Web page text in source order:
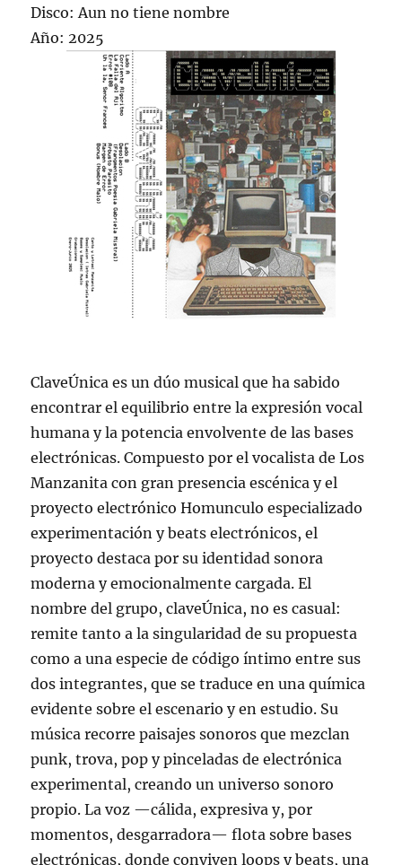
Disco: Aun no tiene nombre
Año: 2025
ClaveÚnica es un dúo musical que ha sabido
encontrar el equilibrio entre la expresión vocal
humana y la potencia envolvente de las bases
electrónicas. Compuesto por el vocalista de Los
Manzanita con gran presencia escénica y el
proyecto electrónico Homunculo especializado
experimentación y beats electrónicos, el
proyecto destaca por su identidad sonora
moderna y emocionalmente cargada. El
nombre del grupo, claveÚnica, no es casual:
remite tanto a la singularidad de su propuesta
como a una especie de código íntimo entre sus
dos integrantes, que se traduce en una química
evidente sobre el escenario y en estudio. Su
música recorre paisajes sonoros que mezclan
punk, trova, pop y pinceladas de electrónica
experimental, creando un universo sonoro
propio. La voz —cálida, expresiva y, por
momentos, desgarradora— flota sobre bases
electrónicas, donde conviven loops y beats, una